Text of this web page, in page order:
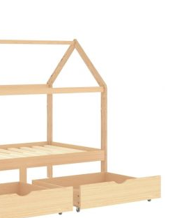
е с информационна цел.
си с бутона "Добави в
ще можете да изберете броя
е с информационна цел.
е с информационна цел.
си с бутона "Добави в
ще можете да изберете броя